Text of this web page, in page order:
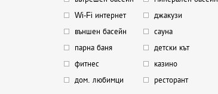
Wi-Fi интернет
джакузи
външен басейн
сауна
парна баня
детски кът
фитнес
казино
дом. любимци
ресторант